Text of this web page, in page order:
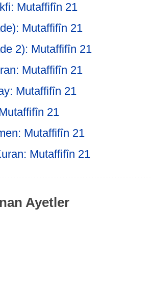
Mutaffifîn 21
Mutaffifîn 21
2): Mutaffifîn 21
Mutaffifîn 21
Mutaffifîn 21
21
Mutaffifîn 21
Mutaffifîn 21
Ayetler